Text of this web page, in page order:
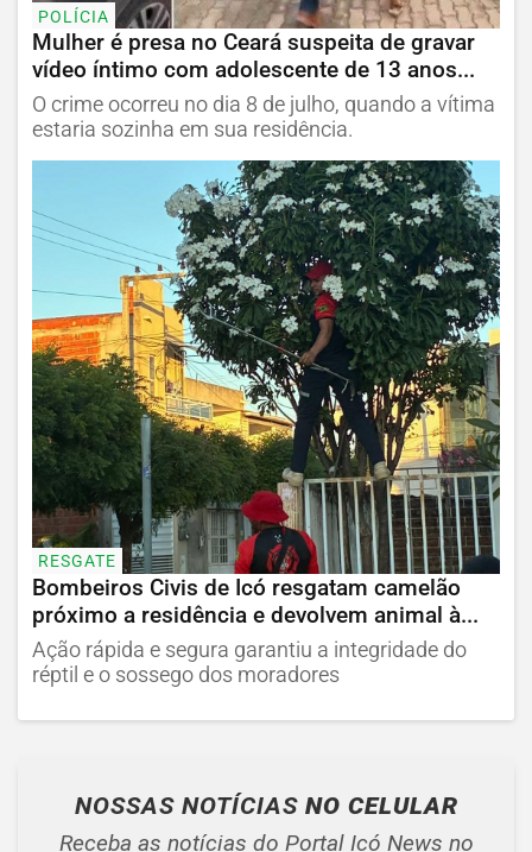
POLÍCIA
Mulher é presa no Ceará suspeita de gravar
vídeo íntimo com adolescente de 13 anos...
O crime ocorreu no dia 8 de julho, quando a vítima
estaria sozinha em sua residência.
RESGATE
Bombeiros Civis de Icó resgatam camelão
próximo a residência e devolvem animal à...
Ação rápida e segura garantiu a integridade do
réptil e o sossego dos moradores
NOSSAS NOTÍCIAS NO CELULAR
Receba as notícias do Portal Icó News no